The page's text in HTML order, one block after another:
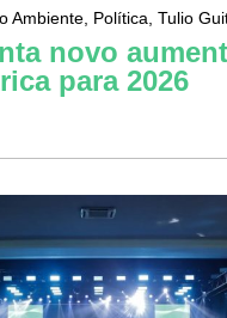
Ambiente Política Tulio
novo
para 2026